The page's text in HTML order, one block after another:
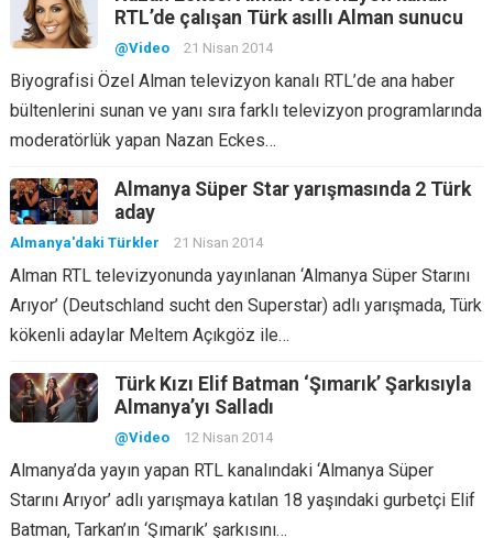
RTL’de çalışan Türk asıllı Alman sunucu
@Video 21 Nisan 2014
Biyografisi Özel Alman televizyon kanalı RTL’de ana haber
bültenlerini sunan ve yanı sıra farklı televizyon programlarında
moderatörlük yapan Nazan Eckes…
Almanya Süper Star yarışmasında 2 Türk
aday
Almanya'daki Türkler 21 Nisan 2014
Alman RTL televizyonunda yayınlanan ‘Almanya Süper Starını
Arıyor’ (Deutschland sucht den Superstar) adlı yarışmada, Türk
kökenli adaylar Meltem Açıkgöz ile…
Türk Kızı Elif Batman ‘Şımarık’ Şarkısıyla
Almanya’yı Salladı
@Video 12 Nisan 2014
Almanya’da yayın yapan RTL kanalındaki ‘Almanya Süper
Starını Arıyor’ adlı yarışmaya katılan 18 yaşındaki gurbetçi Elif
Batman, Tarkan’ın ‘Şımarık’ şarkısını…